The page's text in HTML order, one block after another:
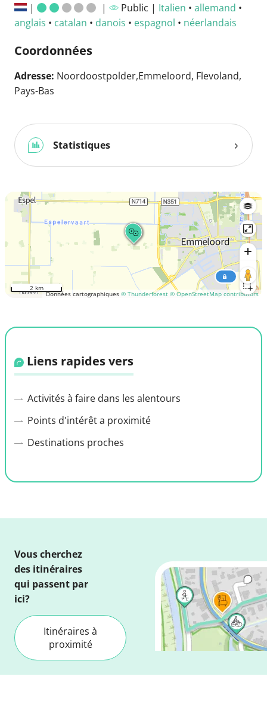
|
| Public | Italien • allemand •
anglais • catalan • danois • espagnol • néerlandais
Coordonnées
Adresse: Noordoostpolder,Emmeloord, Flevoland,
Pays-Bas
Statistiques
Données cartographiques © Thunderforest © OpenStreetMap contributors
2 km
Liens rapides vers
Activités à faire dans les alentours
Points d'intérêt a proximité
Destinations proches
Vous cherchez
des itinéraires
qui passent par
ici?
Itinéraires à
proximité